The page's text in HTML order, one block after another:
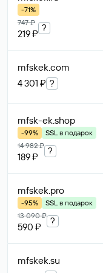
-71%
747 ₽
219 ₽
?
mfskek.com
4 301 ₽ ?
mfsk-ek.shop
-99%
SSL в подарок
14 982 ₽
189 ₽
?
mfskek.pro
-95%
SSL в подарок
13 090 ₽
590 ₽
?
mfskek.su